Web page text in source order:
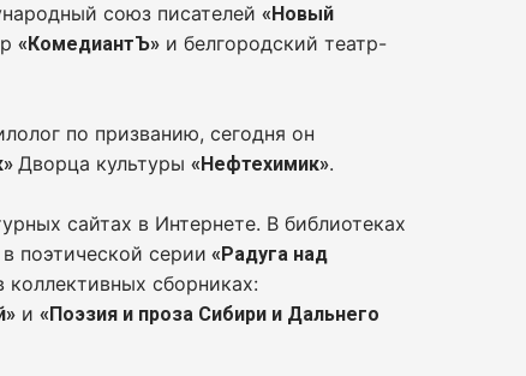
союз писателей«Новый
«КомедиантЪ» и белгородский театр-
по призванию, сегодня он
Дворца культуры«Нефтехимик».
сайтах в Интернете. В библиотеках
поэтической серии «Радуга над
сборниках:
и«Поэзия и проза Сибири и Дальнего